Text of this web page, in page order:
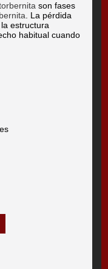
son fases
. La pérdida
estructura
habitual cuando